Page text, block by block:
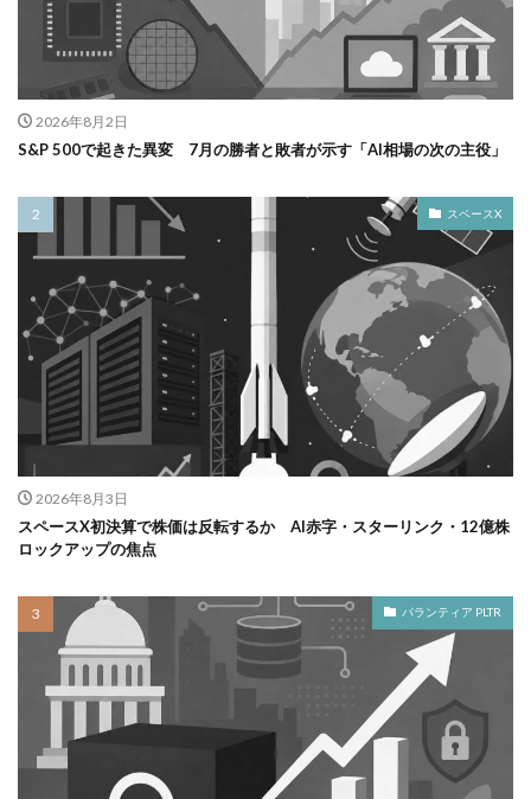
2026年8月2日
S&P 500で起きた異変 7月の勝者と敗者が示す「AI相場の次の主役」
スペースX
2026年8月3日
スペースX初決算で株価は反転するか AI赤字・スターリンク・12億株
ロックアップの焦点
パランティア PLTR